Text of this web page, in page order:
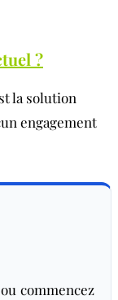
?
la solution
engagement
commencez